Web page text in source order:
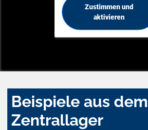
Zustimmen und
aktivieren
Beispiele aus dem
Zentrallager